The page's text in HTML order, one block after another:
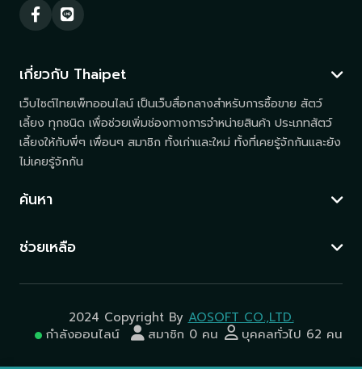
เกี่ยวกับ Thaipet
เว็บไซต์ไทยเพ็ทออนไลน์ เป็นเว็บสื่อกลางสำหรับการซื้อขาย สัตว์
เลี้ยง ทุกชนิด เพื่อช่วยเพิ่มช่องทางการจำหน่ายสินค้า ประเภทสัตว์
เลี้ยงให้กับพี่ๆ เพื่อนๆ สมาชิก ทั้งเก่าและใหม่ ทั้งที่เคยรู้จักกันและยัง
ไม่เคยรู้จักกัน
ค้นหา
ช่วยเหลือ
2024 Copyright By AOSOFT CO.,LTD.
กำลังออนไลน์
สมาชิก 0 คน บุคคลทั่วไป 62 คน